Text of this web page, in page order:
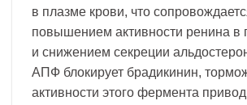
в плазме крови, что
повышением активности ренина в
и снижением секреции
АПФ блокирует брадикинин,
активности этого фермента